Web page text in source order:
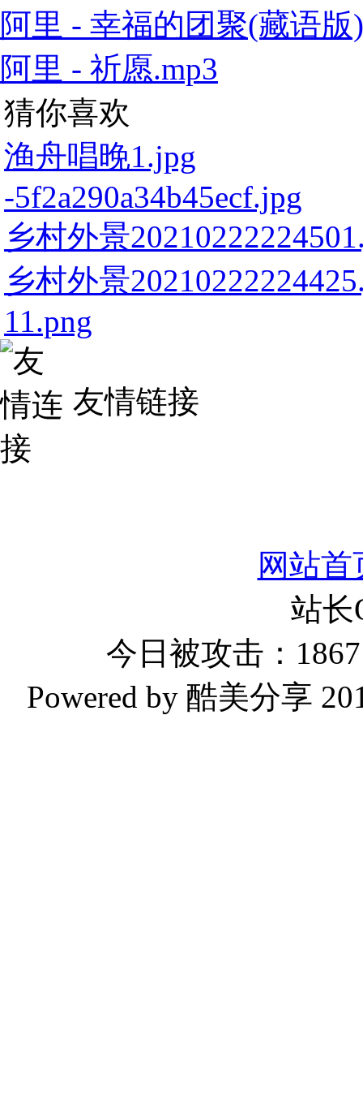
阿里 - 幸福的团聚(藏语版
阿里 - 祈愿.mp3
猜你喜欢
渔舟唱晚1.jpg
-5f2a290a34b45ecf.jpg
乡村外景
乡村外景
11.png
友情链接
网站首
站
今日被攻击：
Powered by 酷美分享